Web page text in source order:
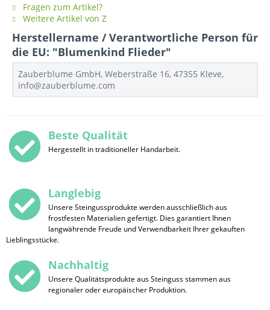
Fragen zum Artikel?
Weitere Artikel von Z
Herstellername / Verantwortliche Person für
die EU: "Blumenkind Flieder"
Zauberblume GmbH, Weberstraße 16, 47355 Kleve,
info@zauberblume.com
Beste Qualität
Hergestellt in traditioneller Handarbeit.
Langlebig
Unsere Steingussprodukte werden ausschließlich aus
frostfesten Materialien gefertigt. Dies garantiert Ihnen
langwährende Freude und Verwendbarkeit Ihrer gekauften
Lieblingsstücke.
Nachhaltig
Unsere Qualitätsprodukte aus Steinguss stammen aus
regionaler oder europäischer Produktion.